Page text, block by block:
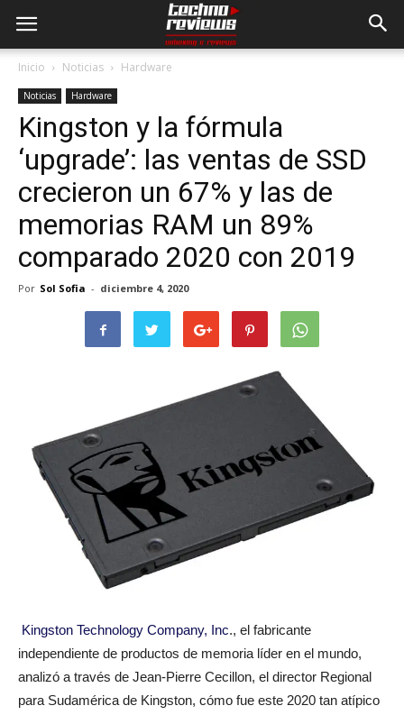
Inicio Noticias Hardware
Noticias Hardware
Kingston y la fórmula
‘upgrade’: las ventas de SSD
crecieron un 67% y las de
memorias RAM un 89%
comparado 2020 con 2019
Por Sol Sofia - diciembre 4, 2020
Kingston Technology Company, Inc., el fabricante
independiente de productos de memoria líder en el mundo,
analizó a través de Jean-Pierre Cecillon, el director Regional
para Sudamérica de Kingston, cómo fue este 2020 tan atípico